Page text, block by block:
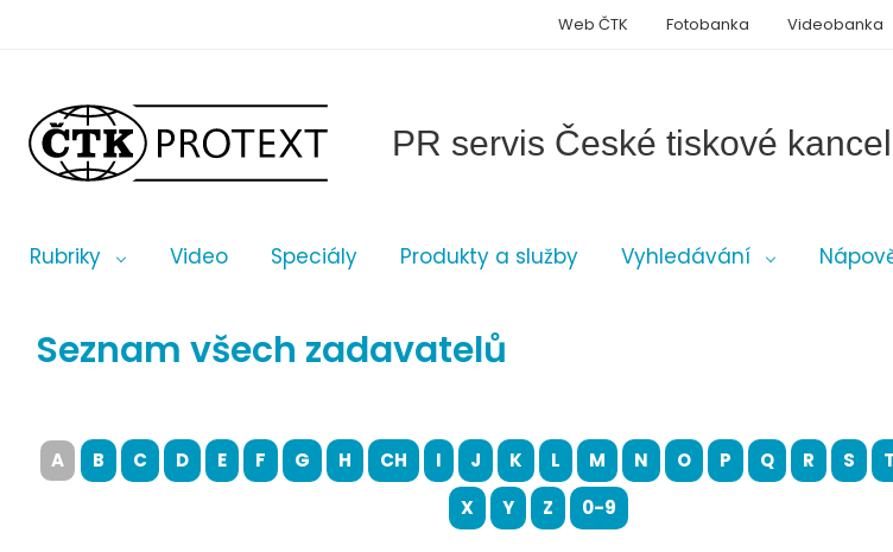
PR servis České tiskové
Rubriky Video Speciály Produkty a služby Vyhledávání
Web ČTK Fotobanka Videobanka
Seznam všech zadavatelů
A B C D E F G H CH I J K L M N O P Q R S T
X
Y Z 0-9